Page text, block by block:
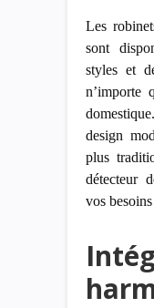
Les
sont
styles et
n’importe
design
plus
détecteur
vos